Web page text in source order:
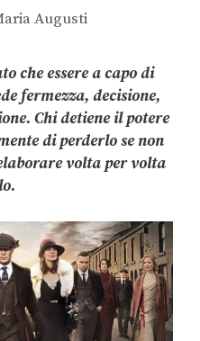
Augusti
che essere a capo di
fermezza, decisione,
Chi detiene il potere
di perderlo se non
volta per volta